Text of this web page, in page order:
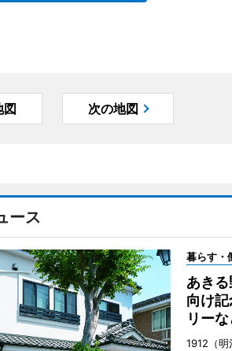
図 次の地図
ース
暮らす・
あき
向け
リー
1912（